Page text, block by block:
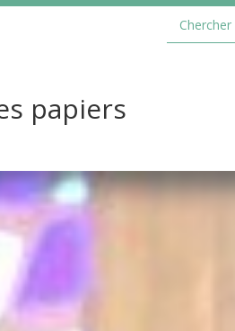
papiers